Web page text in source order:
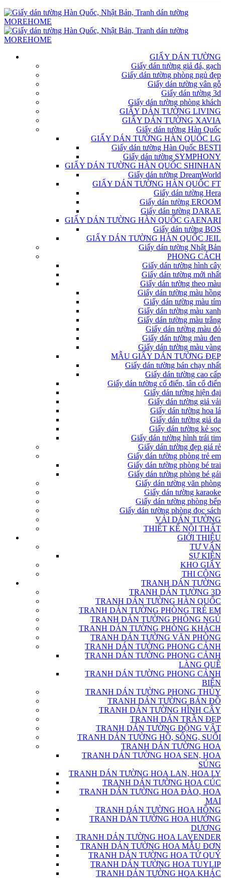
GIẤY DÁN TƯỜNG
Giấy dán tường giả đá, gạch
Giấy dán tường phòng ngủ đẹp
Giấy dán tường vân gỗ
Giấy dán tường 3d
Giấy dán tường phòng khách
GIẤY DÁN TƯỜNG LIVING
GIẤY DÁN TƯỜNG XAVIA
Giấy dán tường Hàn Quốc
GIẤY DÁN TƯỜNG HÀN QUỐC LG
Giấy dán tường Hàn Quốc BESTI
Giấy dán tường SYMPHONY
GIẤY DÁN TƯỜNG HÀN QUỐC SHINHAN
Giấy dán tường DreamWorld
GIẤY DÁN TƯỜNG HÀN QUỐC FT
Giấy dán tường Hera
Giấy dán tường EROOM
Giấy dán tường DARAE
GIẤY DÁN TƯỜNG HÀN QUỐC GAENARI
Giấy dán tường BOS
GIẤY DÁN TƯỜNG HÀN QUỐC JEIL
Giấy dán tường Nhật Bản
PHONG CÁCH
Giấy dán tường hình cây
Giấy dán tường mới nhất
Giấy dán tường theo màu
Giấy dán tường màu hồng
Giấy dán tường màu tím
Giấy dán tường màu xanh
Giấy dán tường màu trắng
Giấy dán tường màu đỏ
Giấy dán tường màu đen
Giấy dán tường màu vàng
MẪU GIẤY DÁN TƯỜNG ĐẸP
Giấy dán tường bán chạy nhất
Giấy dán tường cao cấp
Giấy dán tường cổ điển, tân cổ điển
Giấy dán tường hiện đại
Giấy dán tường giả vải
Giấy dán tường hoa lá
Giấy dán tường giả da
Giấy dán tường kẻ sọc
Giấy dán tường hình trái tim
Giấy dán tường đẹp giá rẻ
Giấy dán tường phòng trẻ em
Giấy dán tường phòng bé trai
Giấy dán tường phòng bé gái
Giấy dán tường văn phòng
Giấy dán tường karaoke
Giấy dán tường phòng bếp
Giấy dán tường phòng đọc sách
VẢI DÁN TƯỜNG
THIẾT KẾ NỘI THẤT
GIỚI THIỆU
TƯ VẤN
SỰ KIỆN
KHO GIẤY
THI CÔNG
TRANH DÁN TƯỜNG
TRANH DÁN TƯỜNG 3D
TRANH DÁN TƯỜNG HÀN QUỐC
TRANH DÁN TƯỜNG PHÒNG TRẺ EM
TRANH DÁN TƯỜNG PHÒNG NGỦ
TRANH DÁN TƯỜNG PHÒNG KHÁCH
TRANH DÁN TƯỜNG VĂN PHÒNG
TRANH DÁN TƯỜNG PHONG CẢNH
TRANH DÁN TƯỜNG PHONG CẢNH
LÀNG QUÊ
TRANH DÁN TƯỜNG PHONG CẢNH
BIỂN
TRANH DÁN TƯỜNG PHONG THỦY
TRANH DÁN TƯỜNG BẢN ĐỒ
TRANH DÁN TƯỜNG HÌNH CÂY
TRANH DÁN TRẦN ĐẸP
TRANH DÁN TƯỜNG ĐỘNG VẬT
TRANH DÁN TƯỜNG HỒ, SÔNG, SUỐI
TRANH DÁN TƯỜNG HOA
TRANH DÁN TƯỜNG HOA SEN, HOA
SÚNG
TRANH DÁN TƯỜNG HOA LAN, HOA LY
TRANH DÁN TƯỜNG HOA CÚC
TRANH DÁN TƯỜNG HOA ĐÀO, HOA
MAI
TRANH DÁN TƯỜNG HOA HỒNG
TRANH DÁN TƯỜNG HOA HƯỚNG
DƯƠNG
TRANH DÁN TƯỜNG HOA LAVENDER
TRANH DÁN TƯỜNG HOA MẪU ĐƠN
TRANH DÁN TƯỜNG HOA TỨ QUÝ
TRANH DÁN TƯỜNG HOA TUYLIP
TRANH DÁN TƯỜNG HOA KHÁC